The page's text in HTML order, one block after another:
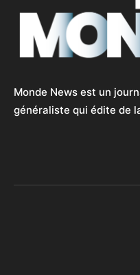
Monde News est un
généraliste qui édite de